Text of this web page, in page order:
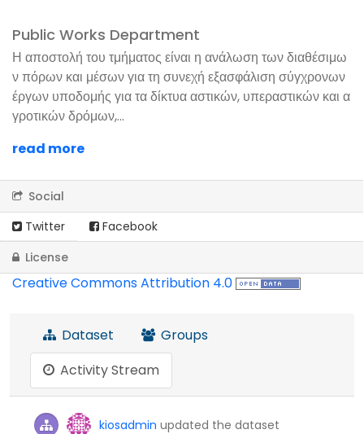
Public Works Department
Η αποστολή του τμήματος είναι η ανάλωση των διαθέσιμω
ν πόρων και μέσων για τη συνεχή εξασφάλιση σύγχρονων
έργων υποδομής για τα δίκτυα αστικών, υπεραστικών και α
γροτικών δρόμων,...
read more
Social
Twitter
Facebook
License
Creative Commons Attribution 4.0
Dataset
Groups
Activity Stream
kiosadmin updated the dataset